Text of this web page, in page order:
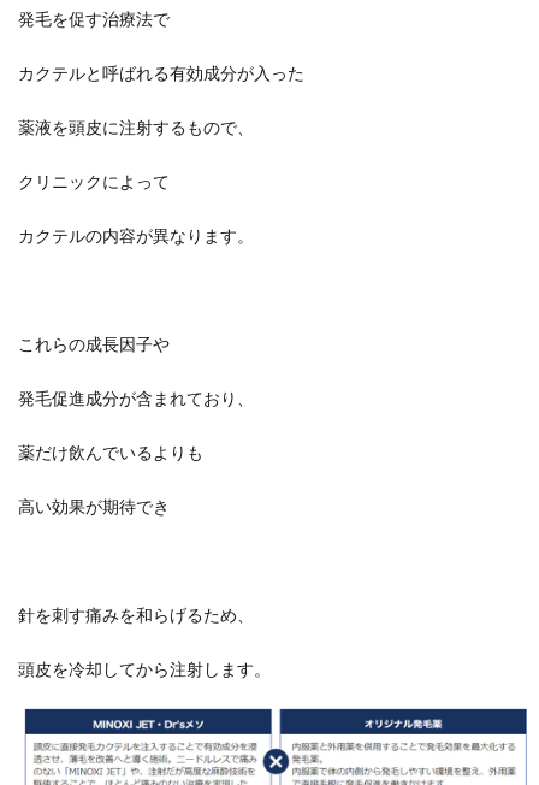
発毛を促す治療法で
カクテルと呼ばれる有効成分が入った
薬液を頭皮に注射するもので、
クリニックによって
カクテルの内容が異なります。
これらの成長因子や
発毛促進成分が含まれており、
薬だけ飲んでいるよりも
高い効果が期待でき
針を刺す痛みを和らげるため、
頭皮を冷却してから注射します。